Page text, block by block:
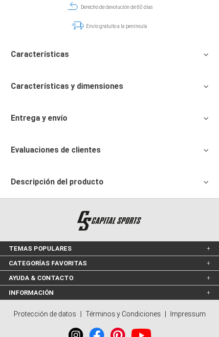
Derecho de devolución de 60 días
Envío gratuito a la península
Características
Características y dimensiones
Entrega y envío
Evaluaciones de clientes
Descripción del producto
TEMAS POPULARES
CATEGORÍAS FAVORITAS
AYUDA & CONTACTO
INFORMACIÓN
Protección de datos Términos y Condiciones Impressum